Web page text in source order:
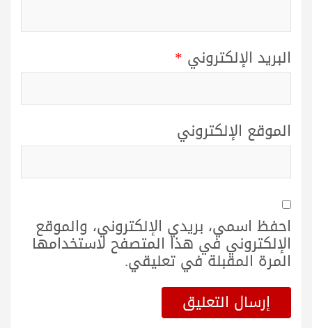
البريد الإلكتروني *
الموقع الإلكتروني
احفظ اسمي، بريدي الإلكتروني، والموقع
الإلكتروني في هذا المتصفح لاستخدامها
المرة المقبلة في تعليقي.